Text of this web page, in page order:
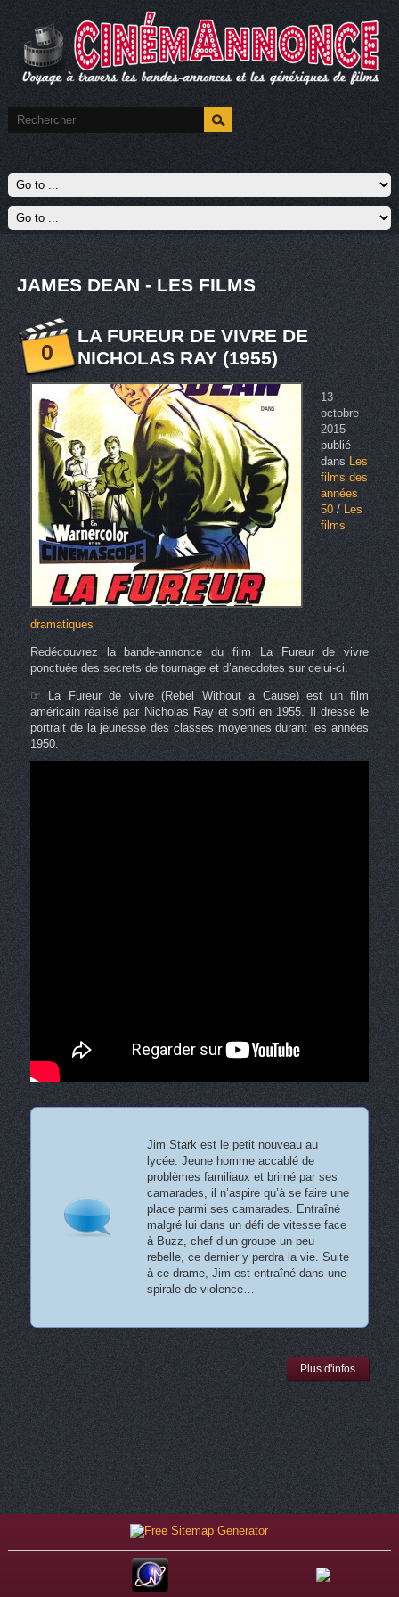
JAMES DEAN - LES FILMS
0
LA FUREUR DE VIVRE DE
NICHOLAS RAY (1955)
13
octobre
2015
publié
dansLes
films des
années
50/ Les
films
dramatiques
Redécouvrez la bande-annonce du film La Fureur de vivre
ponctuée des secrets de tournage et d’anecdotes sur celui-ci.
☞ La Fureur de vivre (Rebel Without a Cause) est un film
américain réalisé par Nicholas Ray et sorti en 1955. Il dresse le
portrait de la jeunesse des classes moyennes durant les années
1950.
Jim Stark est le petit nouveau au
lycée. Jeune homme accablé de
problèmes familiaux et brimé par ses
camarades, il n’aspire qu’à se faire une
place parmi ses camarades. Entraîné
malgré lui dans un défi de vitesse face
à Buzz, chef d’un groupe un peu
rebelle, ce dernier y perdra la vie. Suite
à ce drame, Jim est entraîné dans une
spirale de violence…
Plus d'infos